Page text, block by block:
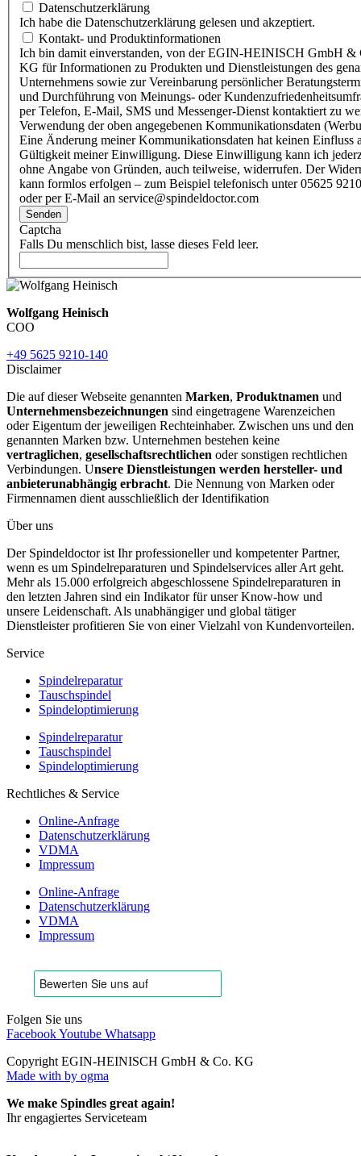
Datenschutzerklärung
Ich habe die Datenschutzerklärung gelesen und akzeptiert.
Kontakt- und Produktinformationen
Ich bin damit einverstanden, von der EGIN-HEINISCH GmbH &
KG für Informationen zu Produkten und Dienstleistungen des
Unternehmens sowie zur Vereinbarung persönlicher
und Durchführung von Meinungs- oder
per Telefon, E-Mail, SMS und Messenger-Dienst kontaktiert zu
Verwendung der oben angegebenen Kommunikationsdaten
Eine Änderung meiner Kommunikationsdaten hat keinen Einfluss
Gültigkeit meiner Einwilligung. Diese Einwilligung kann ich
ohne Angabe von Gründen, auch teilweise, widerrufen. Der
kann formlos erfolgen – zum Beispiel telefonisch unter 05625
oder per E-Mail an service@spindeldoctor.com
Senden
Captcha
Falls Du menschlich bist, lasse dieses Feld leer.
Wolfgang Heinisch
COO
+49 5625 9210-140
Disclaimer
Die auf dieser Webseite genannten Marken, Produktnamen und
Unternehmensbezeichnungen sind eingetragene Warenzeichen
oder Eigentum der jeweiligen Rechteinhaber. Zwischen uns und den
genannten Marken bzw. Unternehmen bestehen keine
vertraglichen, gesellschaftsrechtlichen oder sonstigen rechtlichen
Verbindungen. Unsere Dienstleistungen werden hersteller- und
anbieterunabhängig erbracht. Die Nennung von Marken oder
Firmennamen dient ausschließlich der Identifikation
Über uns
Der Spindeldoctor ist Ihr professioneller und kompetenter Partner,
wenn es um Spindelreparaturen und Spindelservices aller Art geht.
Mehr als 15.000 erfolgreich abgeschlossene Spindelreparaturen in
den letzten Jahren sind ein Indikator für unser Know-how und
unsere Leidenschaft. Als unabhängiger und global tätiger
Dienstleister profitieren Sie von einer Vielzahl von Kundenvorteilen.
Service
Spindelreparatur
Tauschspindel
Spindeloptimierung
Spindelreparatur
Tauschspindel
Spindeloptimierung
Rechtliches & Service
Online-Anfrage
Datenschutzerklärung
VDMA
Impressum
Online-Anfrage
Datenschutzerklärung
VDMA
Impressum
Folgen Sie uns
FacebookYoutube Whatsapp
Copyright EGIN-HEINISCH GmbH & Co. KG
Made with by ogma
We make Spindles great again!
Ihr engagiertes Serviceteam